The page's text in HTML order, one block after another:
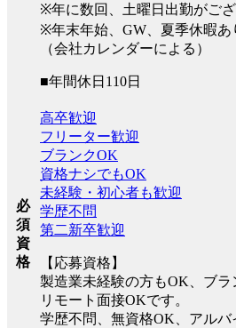
※年に数回、土曜日出勤がござ
※年末年始、GW、夏季休暇あ
（会社カレンダーによる）
■年間休日110日
必
須
資
格
高卒歓迎
フリーター歓迎
ブランクOK
資格ナシでもOK
未経験・初心者も歓迎
学歴不問
第二新卒歓迎
【応募資格】
製造業未経験の方もOK、ブ
リモート面接OKです。
学歴不問、無資格OK、アル